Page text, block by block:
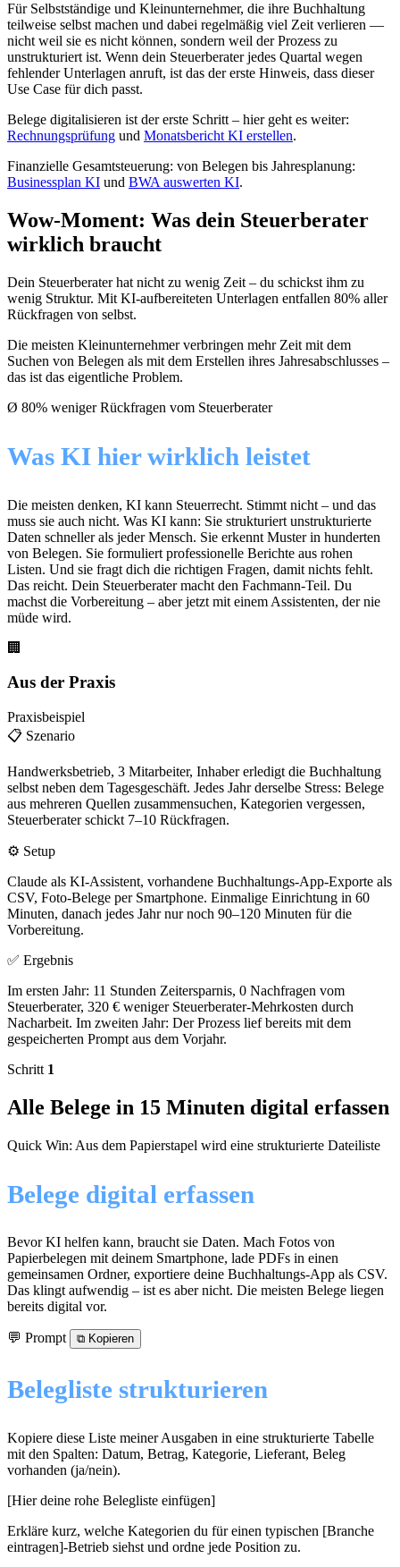
Für Selbstständige und Kleinunternehmer, die ihre Buchhaltung
teilweise selbst machen und dabei regelmäßig viel Zeit verlieren —
nicht weil sie es nicht können, sondern weil der Prozess zu
unstrukturiert ist. Wenn dein Steuerberater jedes Quartal wegen
fehlender Unterlagen anruft, ist das der erste Hinweis, dass dieser
Use Case für dich passt.
Belege digitalisieren ist der erste Schritt – hier geht es weiter:
Rechnungsprüfung und Monatsbericht KI erstellen.
Finanzielle Gesamtsteuerung: von Belegen bis Jahresplanung:
Businessplan KI und BWA auswerten KI.
Wow-Moment: Was dein Steuerberater
wirklich braucht
Dein Steuerberater hat nicht zu wenig Zeit – du schickst ihm zu
wenig Struktur. Mit KI-aufbereiteten Unterlagen entfallen 80% aller
Rückfragen von selbst.
Die meisten Kleinunternehmer verbringen mehr Zeit mit dem
Suchen von Belegen als mit dem Erstellen ihres Jahresabschlusses –
das ist das eigentliche Problem.
Ø 80% weniger Rückfragen vom Steuerberater
Was KI hier wirklich leistet
Die meisten denken, KI kann Steuerrecht. Stimmt nicht – und das
muss sie auch nicht. Was KI kann: Sie strukturiert unstrukturierte
Daten schneller als jeder Mensch. Sie erkennt Muster in hunderten
von Belegen. Sie formuliert professionelle Berichte aus rohen
Listen. Und sie fragt dich die richtigen Fragen, damit nichts fehlt.
Das reicht. Dein Steuerberater macht den Fachmann-Teil. Du
machst die Vorbereitung – aber jetzt mit einem Assistenten, der nie
müde wird.
🏢
Aus der Praxis
Praxisbeispiel
📋 Szenario
Handwerksbetrieb, 3 Mitarbeiter, Inhaber erledigt die Buchhaltung
selbst neben dem Tagesgeschäft. Jedes Jahr derselbe Stress: Belege
aus mehreren Quellen zusammensuchen, Kategorien vergessen,
Steuerberater schickt 7–10 Rückfragen.
⚙️ Setup
Claude als KI-Assistent, vorhandene Buchhaltungs-App-Exporte als
CSV, Foto-Belege per Smartphone. Einmalige Einrichtung in 60
Minuten, danach jedes Jahr nur noch 90–120 Minuten für die
Vorbereitung.
✅ Ergebnis
Im ersten Jahr: 11 Stunden Zeitersparnis, 0 Nachfragen vom
Steuerberater, 320 € weniger Steuerberater-Mehrkosten durch
Nacharbeit. Im zweiten Jahr: Der Prozess lief bereits mit dem
gespeicherten Prompt aus dem Vorjahr.
Schritt 1
Alle Belege in 15 Minuten digital erfassen
Quick Win: Aus dem Papierstapel wird eine strukturierte Dateiliste
Belege digital erfassen
Bevor KI helfen kann, braucht sie Daten. Mach Fotos von
Papierbelegen mit deinem Smartphone, lade PDFs in einen
gemeinsamen Ordner, exportiere deine Buchhaltungs-App als CSV.
Das klingt aufwendig – ist es aber nicht. Die meisten Belege liegen
bereits digital vor.
💬 Prompt ⧉ Kopieren
Belegliste strukturieren
Kopiere diese Liste meiner Ausgaben in eine strukturierte Tabelle
mit den Spalten: Datum, Betrag, Kategorie, Lieferant, Beleg
vorhanden (ja/nein).
[Hier deine rohe Belegliste einfügen]
Erkläre kurz, welche Kategorien du für einen typischen [Branche
eintragen]-Betrieb siehst und ordne jede Position zu.